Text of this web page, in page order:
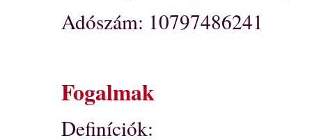
Adószám: 10797486241
Fogalmak
Definíciók: